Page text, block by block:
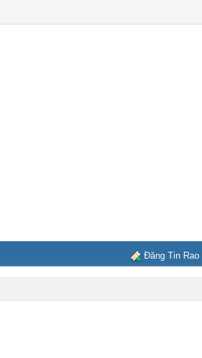
Đăng Tin Rao